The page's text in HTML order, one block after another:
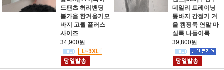
드팬츠 허리밴딩
봄가을 한겨울기모
바지 고퀄 플러스
사이즈
34,900원
데일리 트레이닝
통바지 간절기 겨
울 캠핑룩 연말 마
실룩 나들이룩
39,800원